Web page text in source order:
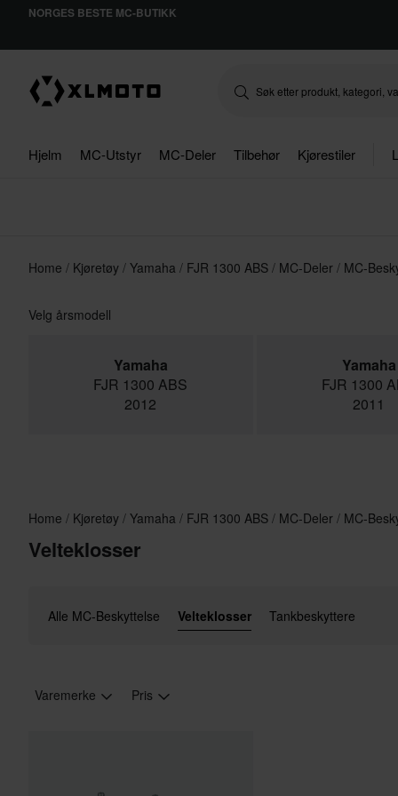
NORGES BESTE MC-BUTIKK
Hjelm MC-Utstyr MC-Deler Tilbehør Kjørestiler
Home Kjøretøy Yamaha FJR 1300 ABS MC-Deler MC-
Velg årsmodell
Yamaha
FJR 1300 ABS
2012
Yamaha
FJR 1300
2011
Home Kjøretøy Yamaha FJR 1300 ABS MC-Deler MC-
Velteklosser
Alle MC-Beskyttelse Velteklosser Tankbeskyttere
Varemerke Pris